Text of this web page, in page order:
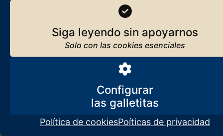
Siga leyendo sin apoyarnos
Configurar
Política de cookiesPoíticas de privacidad
Más artículos de Sertorio
La deconstrucción de un rey
23 de diciembre de 2025
La monja del Régimen